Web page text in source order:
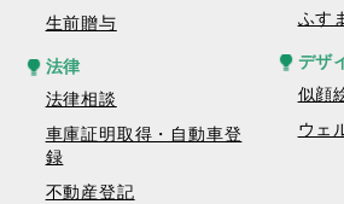
生前贈与
法律
法律相談
車庫証明取得・自動車登
録
不動産登記
ふす
デザ
似顔
ウェ